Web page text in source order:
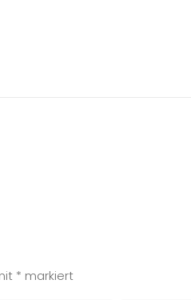
* markiert